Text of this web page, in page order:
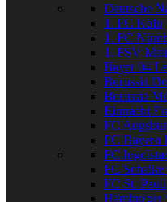
Deutsche
1. FC Köln
1. FC
1. FSV
Bayer 04
Borussia
Borussia
Eintracht
FC
FC Bayern
FC
FC Schalke
FC St. Pauli
Hamburger